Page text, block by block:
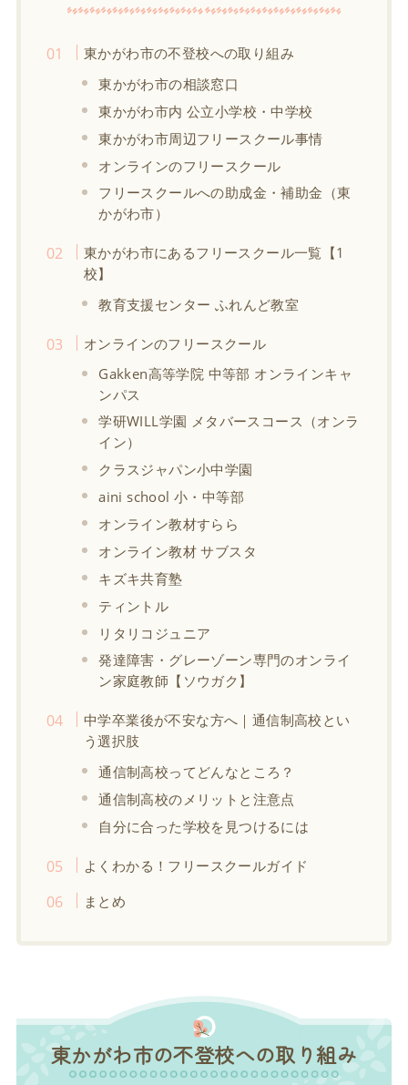
東かがわ市の不登校への取り組み
東かがわ市の相談窓口
東かがわ市内 公立小学校・中学校
東かがわ市周辺フリースクール事情
オンラインのフリースクール
フリースクールへの助成金・補助金（東
かがわ市）
東かがわ市にあるフリースクール一覧【1
校】
教育支援センター ふれんど教室
オンラインのフリースクール
Gakken高等学院 中等部 オンラインキャ
ンパス
学研WILL学園 メタバースコース（オンラ
イン）
クラスジャパン小中学園
aini school 小・中等部
オンライン教材すらら
オンライン教材 サブスタ
キズキ共育塾
ティントル
リタリコジュニア
発達障害・グレーゾーン専門のオンライ
ン家庭教師【ソウガク】
中学卒業後が不安な方へ｜通信制高校とい
う選択肢
通信制高校ってどんなところ？
通信制高校のメリットと注意点
自分に合った学校を見つけるには
よくわかる！フリースクールガイド
まとめ
東かがわ市の不登校への取り組み